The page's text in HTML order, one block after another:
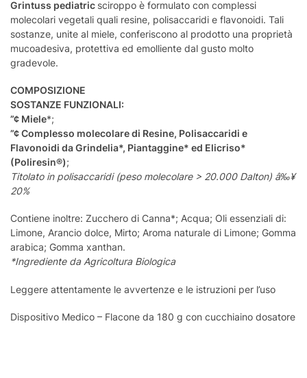
Grintuss pediatric sciroppo è formulato con complessi
molecolari vegetali quali resine, polisaccaridi e flavonoidi. Tali
sostanze, unite al miele, conferiscono al prodotto una proprietà
mucoadesiva, protettiva ed emolliente dal gusto molto
gradevole.
COMPOSIZIONE
SOSTANZE FUNZIONALI:
”¢ Miele*;
”¢Complesso molecolare di Resine, Polisaccaridi e
Flavonoidi da Grindelia*, Piantaggine* ed Elicriso*
(Poliresin®);
Titolato in polisaccaridi (peso molecolare > 20.000 Dalton) â‰¥
20%
Contiene inoltre: Zucchero di Canna*; Acqua; Oli essenziali di:
Limone, Arancio dolce, Mirto; Aroma naturale di Limone; Gomma
arabica; Gomma xanthan.
*Ingrediente da Agricoltura Biologica
Leggere attentamente le avvertenze e le istruzioni per l’uso
Dispositivo Medico – Flacone da 180 g con cucchiaino dosatore